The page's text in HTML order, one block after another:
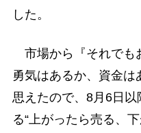
した。
市場から『それでも
勇気はあるか、資金は
思えたので、8月6日
る“上がったら売る、